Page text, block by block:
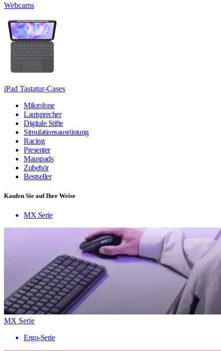
Webcams
iPad Tastatur-Cases
Mikrofone
Lautsprecher
Digitale Stifte
Simulationsausrüstung
Racing
Presenter
Mauspads
Zubehör
Bestseller
Kaufen Sie auf Ihre Weise
MX Serie
MX Serie
Ergo-Serie